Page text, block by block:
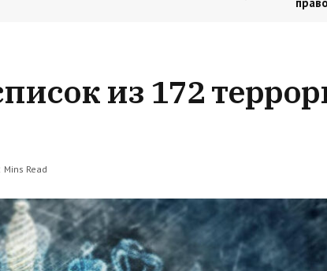
из 172
Mins Read